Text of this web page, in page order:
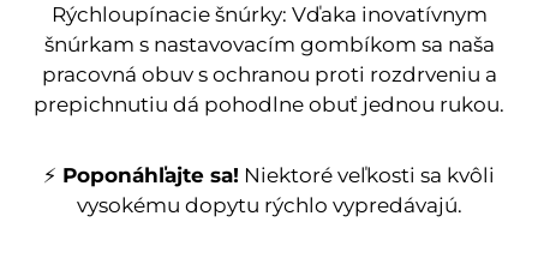
Rýchloupínacie šnúrky: Vďaka inovatívnym
šnúrkam s nastavovacím gombíkom sa naša
pracovná obuv s ochranou proti rozdrveniu a
prepichnutiu dá pohodlne obuť jednou rukou.
⚡ Poponáhľajte sa! Niektoré veľkosti sa kvôli
vysokému dopytu rýchlo vypredávajú.